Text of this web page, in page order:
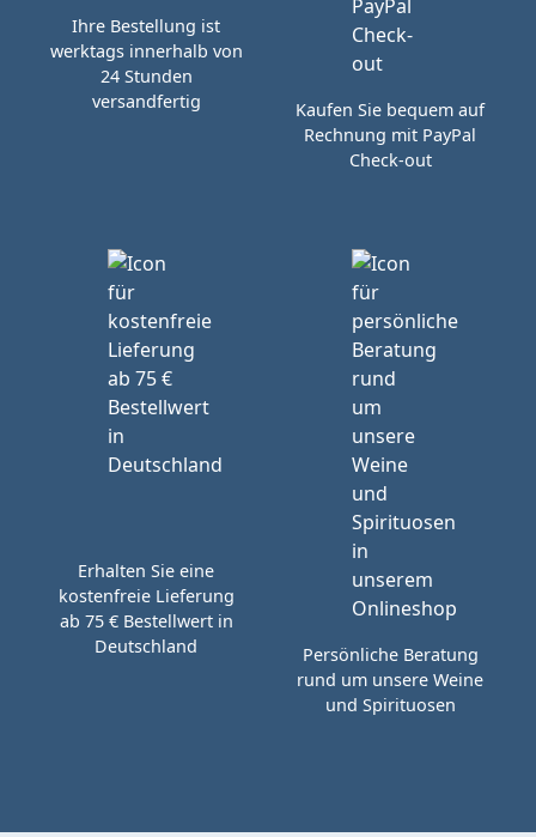
Ihre Bestellung ist
werktags innerhalb von
24 Stunden
versandfertig
Kaufen Sie bequem auf
Rechnung mit PayPal
Check-out
Erhalten Sie eine
kostenfreie Lieferung
ab 75 € Bestellwert in
Deutschland
Persönliche Beratung
rund um unsere Weine
und Spirituosen